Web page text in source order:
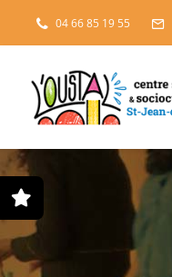
Passer
au
contenu
04 66 85 19 55